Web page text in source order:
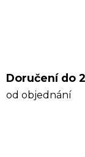
Doručení do
od objednání